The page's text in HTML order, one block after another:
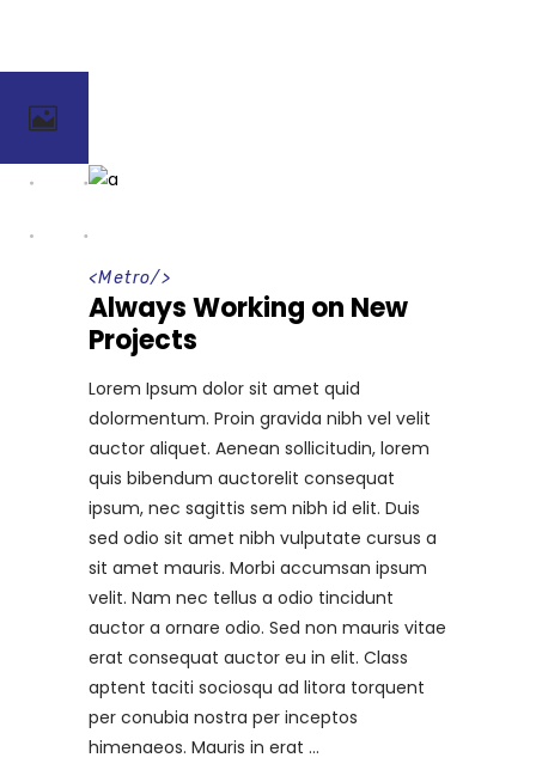
<Metro/>
Always Working on New
Projects
Lorem Ipsum dolor sit amet quid
dolormentum. Proin gravida nibh vel velit
auctor aliquet. Aenean sollicitudin, lorem
quis bibendum auctorelit consequat
ipsum, nec sagittis sem nibh id elit. Duis
sed odio sit amet nibh vulputate cursus a
sit amet mauris. Morbi accumsan ipsum
velit. Nam nec tellus a odio tincidunt
auctor a ornare odio. Sed non mauris vitae
erat consequat auctor eu in elit. Class
aptent taciti sociosqu ad litora torquent
per conubia nostra per inceptos
himenaeos. Mauris in erat